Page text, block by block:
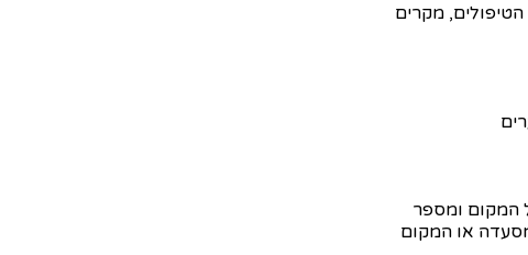
מקרים
המקום ומספר
או המקום